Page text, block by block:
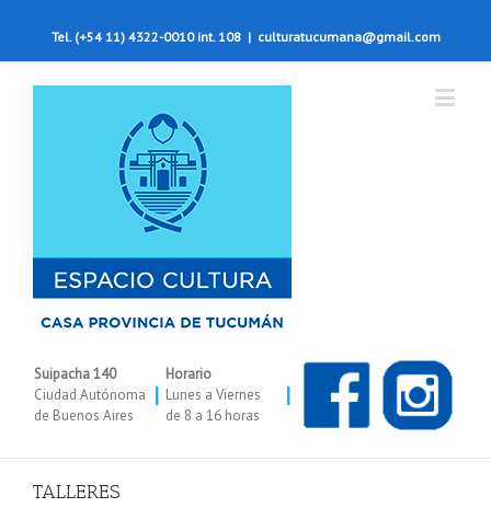
Tel. (+54 11) 4322-0010 int. 108 | culturatucumana@gmail.com
Suipacha 140
Ciudad Autónoma
de Buenos Aires
|
Horario
Lunes a Viernes
de 8 a 16 horas
|
TALLERES